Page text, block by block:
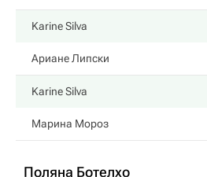
Karine Silva
Ариане Липски
Karine Silva
Марина Мороз
Поляна Ботелхо